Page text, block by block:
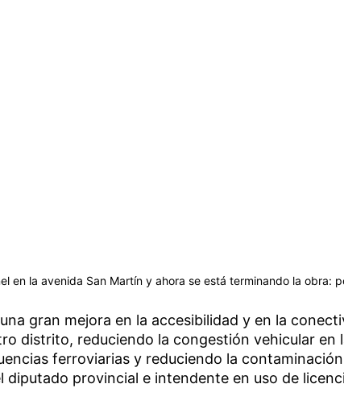
en la avenida San Martín y ahora se está terminando la obra:
gran mejora en la accesibilidad y en la
distrito, reduciendo la congestión vehicular en
ferroviarias y reduciendo la
diputado provincial e intendente en uso de